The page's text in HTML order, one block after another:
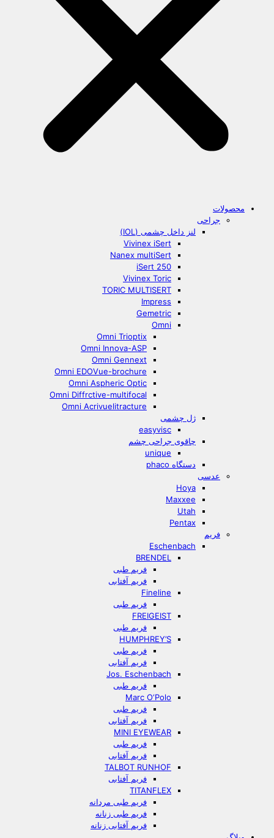
محصولات
جراحی
لنز داخل چشمی (IOL)
Vivinex iSert
Nanex multiSert
iSert 250
Vivinex Toric
TORIC MULTISERT
Impress
Gemetric
Omni
Omni Trioptix
Omni Innova-ASP
Omni Gennext
Omni EDOVue-brochure
Omni Aspheric Optic
Omni Diffrctive-multifocal
Omni Acrivuelitracture
ژل چشمی
easyvisc
چاقوی جراحی چشم
unique
دستگاه phaco
عدسی
Hoya
Maxxee
Utah
Pentax
فریم
Eschenbach
BRENDEL
فریم طبی
فریم آفتابی
Fineline
فریم طبی
FREIGEIST
فریم طبی
HUMPHREY’S
فریم طبی
فریم آفتابی
Jos. Eschenbach
فریم طبی
Marc O‘Polo
فریم طبی
فریم آفتابی
MINI EYEWEAR
فریم طبی
فریم آفتابی
TALBOT RUNHOF
فریم آفتابی
TITANFLEX
فریم طبی مردانه
فریم طبی زنانه
فریم آفتابی زنانه